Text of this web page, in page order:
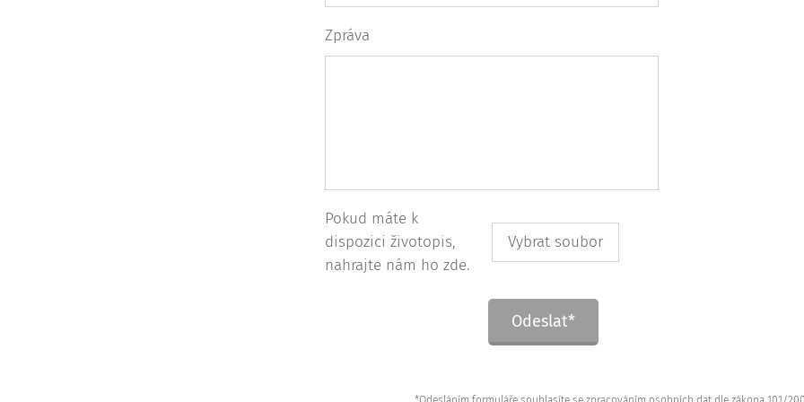
Zpráva
Pokud máte k
dispozici životopis,
nahrajte nám ho zde.
Vybrat soubor
Odeslat*